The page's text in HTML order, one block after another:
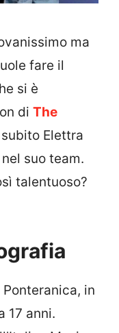
ma
fare il
si è
di The
Elettra
suo team.
talentuoso?
in
17 anni.